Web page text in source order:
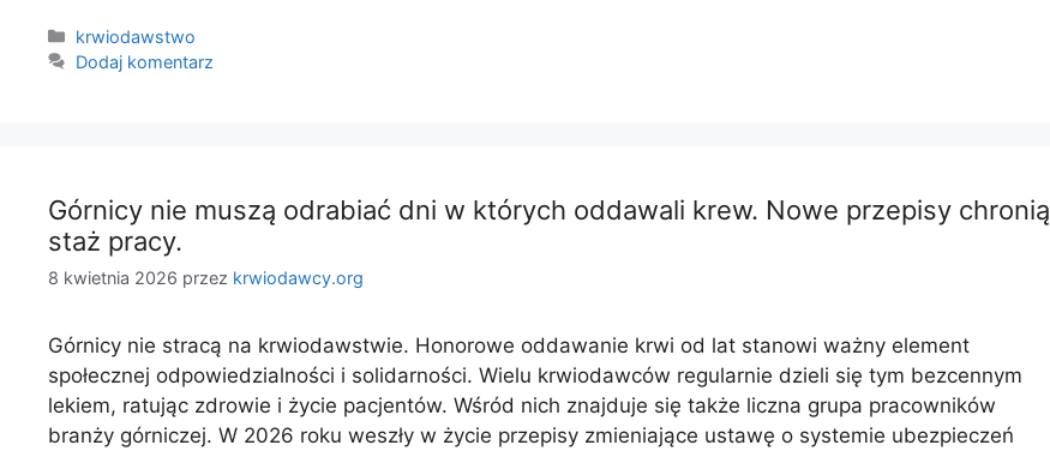
Kategorie
krwiodawstwo
Dodaj komentarz
Górnicy nie muszą odrabiać dni w których oddawali krew. Nowe przepisy chronią
staż pracy.
8 kwietnia 2026 przez krwiodawcy.org
Górnicy nie stracą na krwiodawstwie. Honorowe oddawanie krwi od lat stanowi ważny element
społecznej odpowiedzialności i solidarności. Wielu krwiodawców regularnie dzieli się tym bezcennym
lekiem, ratując zdrowie i życie pacjentów. Wśród nich znajduje się także liczna grupa pracowników
branży górniczej. W 2026 roku weszły w życie przepisy zmieniające ustawę o systemie ubezpieczeń